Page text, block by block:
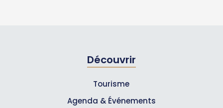
Découvrir
Tourisme
Agenda & Événements